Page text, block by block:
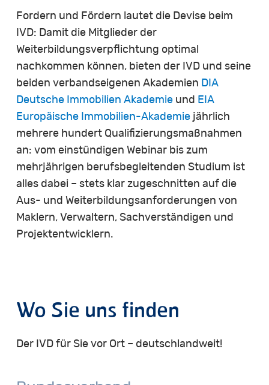
Fordern und Fördern lautet die Devise beim
IVD: Damit die Mitglieder der
Weiterbildungsverpflichtung optimal
nachkommen können, bieten der IVD und seine
beiden verbandseigenen Akademien DIA
Deutsche Immobilien Akademieund EIA
Europäische Immobilien-Akademiejährlich
mehrere hundert Qualifizierungsmaßnahmen
an: vom einstündigen Webinar bis zum
mehrjährigen berufsbegleitenden Studium ist
alles dabei – stets klar zugeschnitten auf die
Aus- und Weiterbildungsanforderungen von
Maklern, Verwaltern, Sachverständigen und
Projektentwicklern.
Wo Sie uns finden
Der IVD für Sie vor Ort – deutschlandweit!